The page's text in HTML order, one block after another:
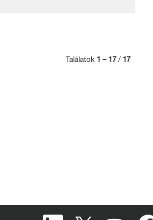
Találatok 1 – 17/ 17
Ú
Ú